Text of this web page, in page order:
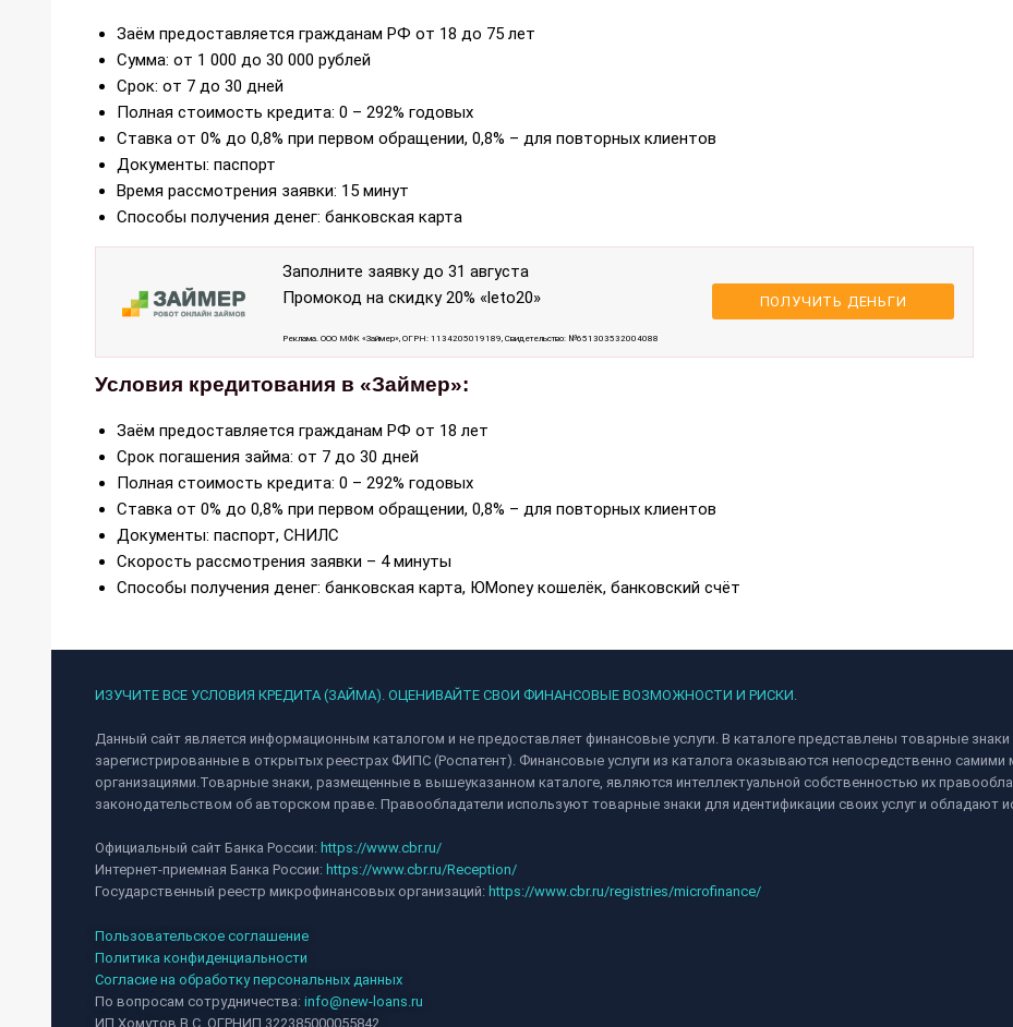
Заём предоставляется гражданам РФ от 18 до 75 лет
Сумма: от 1 000 до 30 000 рублей
Срок: от 7 до 30 дней
Полная стоимость кредита: 0 – 292% годовых
Ставка от 0% до 0,8% при первом обращении, 0,8% – для повторных клиентов
Документы: паспорт
Время рассмотрения заявки: 15 минут
Способы получения денег: банковская карта
Заполните заявку до 31 августа
Промокод на скидку 20% «leto20»
Реклама. ООО МФК «Займер», ОГРН: 1134205019189, Свидетельство: №651303532004088
ПОЛУЧИТЬ ДЕНЬГИ
Условия кредитования в «Займер»:
Заём предоставляется гражданам РФ от 18 лет
Срок погашения займа: от 7 до 30 дней
Полная стоимость кредита: 0 – 292% годовых
Ставка от 0% до 0,8% при первом обращении, 0,8% – для повторных клиентов
Документы: паспорт, СНИЛС
Скорость рассмотрения заявки – 4 минуты
Способы получения денег: банковская карта, ЮMoney кошелёк, банковский счёт
ИЗУЧИТЕ ВСЕ УСЛОВИЯ КРЕДИТА (ЗАЙМА). ОЦЕНИВАЙТЕ СВОИ ФИНАНСОВЫЕ ВОЗМОЖНОСТИ И РИСКИ.
Данный сайт является информационным каталогом и не предоставляет финансовые услуги. В каталоге представлены товарные
зарегистрированные в открытых реестрах ФИПС (Роспатент). Финансовые услуги из каталога оказываются непосредственно
организациями.Товарные знаки, размещенные в вышеуказанном каталоге, являются интеллектуальной собственностью их
законодательством об авторском праве. Правообладатели используют товарные знаки для идентификации своих услуг и обладают
Официальный сайт Банка России: https://www.cbr.ru/
Интернет-приемная Банка России: https://www.cbr.ru/Reception/
Государственный реестр микрофинансовых организаций: https://www.cbr.ru/registries/microfinance/
Пользовательское соглашение
Политика конфиденциальности
Согласие на обработку персональных данных
По вопросам сотрудничества: info@new-loans.ru
ИП Хомутов В.С. ОГРНИП 322385000055842